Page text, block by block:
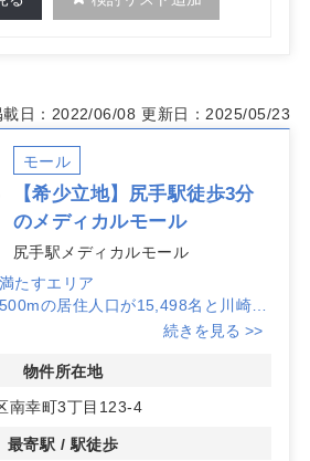
載日：2022/06/08 更新日：2025/05/23
モール
【希少立地】尻手駅徒歩3分
のメディカルモール
尻手駅メディカルモール
たすエリア
の居住人口が15,498名と川崎駅
がわずか3件と競合が少ないため、
歩3分の好立地に位置し、駐車場や
います。新築のメディカルモール
続きを見る >>
物件所在地
南幸町3丁目123-4
最寄駅 / 駅徒歩